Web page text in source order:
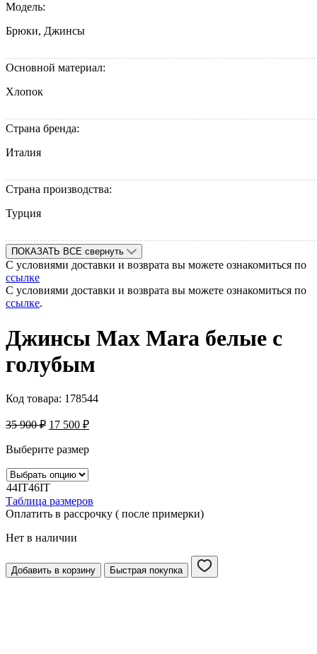
Модель:
Брюки, Джинсы
Основной материал:
Хлопок
Страна бренда:
Италия
Страна производства:
Турция
ПОКАЗАТЬ ВСЕ свернуть
С условиями доставки и возврата вы можете ознакомиться по
ссылке
С условиями доставки и возврата вы можете ознакомиться по
ссылке.
Джинсы Max Mara белые с
голубым
Код товара: 178544
35 900₽ 17 500 ₽
Выберите размер
44IT46IT
Таблица размеров
Оплатить в рассрочку ( после примерки)
Нет в наличии
Добавить в корзину Быстрая покупка